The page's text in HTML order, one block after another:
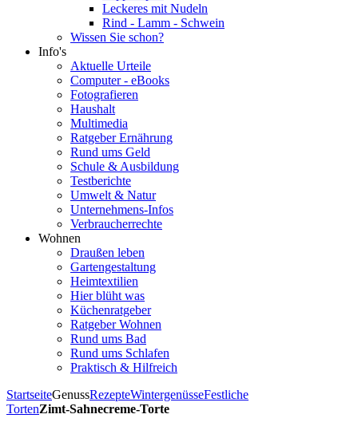
Leckeres mit Nudeln
Rind - Lamm - Schwein
Wissen Sie schon?
Info's
Aktuelle Urteile
Computer - eBooks
Fotografieren
Haushalt
Multimedia
Ratgeber Ernährung
Rund ums Geld
Schule & Ausbildung
Testberichte
Umwelt & Natur
Unternehmens-Infos
Verbraucherrechte
Wohnen
Draußen leben
Gartengestaltung
Heimtextilien
Hier blüht was
Küchenratgeber
Ratgeber Wohnen
Rund ums Bad
Rund ums Schlafen
Praktisch & Hilfreich
StartseiteGenussRezepteWintergenüsseFestliche
TortenZimt-Sahnecreme-Torte